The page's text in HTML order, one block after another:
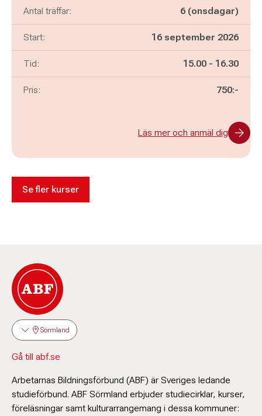
Antal träffar: 6 (onsdagar)
Start: 16 september 2026
Tid: Pågår mellan
15.00 - och
16.30
Pris: 750:-
Läs mer och anmäl dig
Se fler kurser
Sörmland
Gå till abf.se
Arbetarnas Bildningsförbund (ABF) är Sveriges ledande
studieförbund. ABF Sörmland erbjuder studiecirklar, kurser,
föreläsningar samt kulturarrangemang i dessa kommuner: